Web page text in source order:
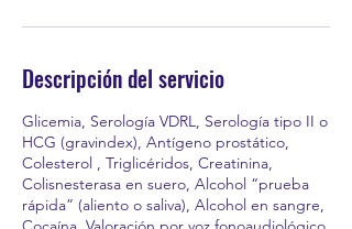
Descripción del servicio
Glicemia, Serología VDRL, Serología tipo II o
HCG (gravindex), Antígeno prostático,
Colesterol , Triglicéridos, Creatinina,
Colisnesterasa en suero, Alcohol “prueba
rápida” (aliento o saliva), Alcohol en sangre,